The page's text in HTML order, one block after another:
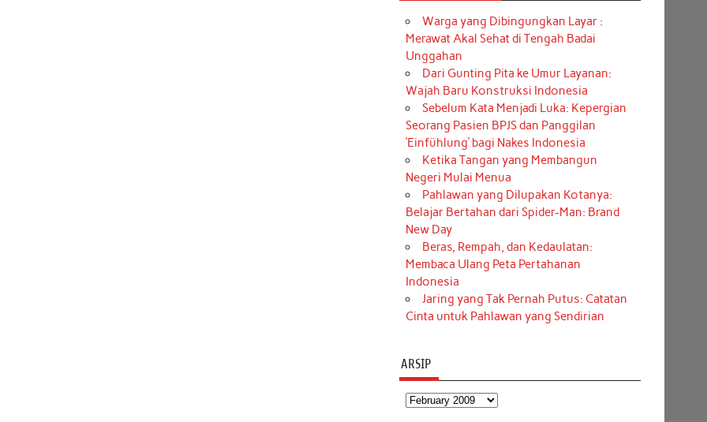
Warga yang Dibingungkan Layar :
Merawat Akal Sehat di Tengah Badai
Unggahan
Dari Gunting Pita ke Umur Layanan:
Wajah Baru Konstruksi Indonesia
Sebelum Kata Menjadi Luka: Kepergian
Seorang Pasien BPJS dan Panggilan
‘Einfühlung’ bagi Nakes Indonesia
Ketika Tangan yang Membangun
Negeri Mulai Menua
Pahlawan yang Dilupakan Kotanya:
Belajar Bertahan dari Spider-Man: Brand
New Day
Beras, Rempah, dan Kedaulatan:
Membaca Ulang Peta Pertahanan
Indonesia
Jaring yang Tak Pernah Putus: Catatan
Cinta untuk Pahlawan yang Sendirian
ARSIP
Arsip